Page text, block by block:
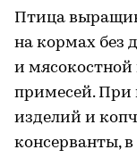
Птица
на кормах без
и
примесей. При
изделий и
консерванты,